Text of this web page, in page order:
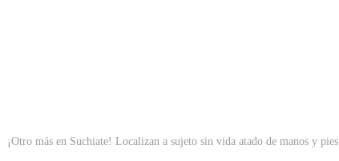
¡Otro más en Suchiate! Localizan a sujeto sin vida atado de manos y pies